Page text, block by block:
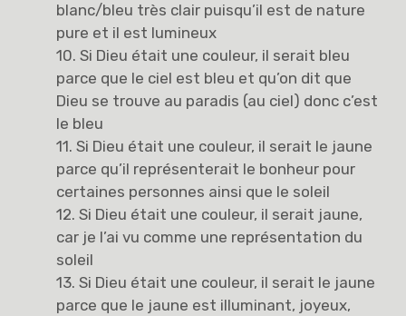
blanc/bleu très clair puisqu’il est de nature
pure et il est lumineux
10. Si Dieu était une couleur, il serait bleu
parce que le ciel est bleu et qu’on dit que
Dieu se trouve au paradis (au ciel) donc c’est
le bleu
11. Si Dieu était une couleur, il serait le jaune
parce qu’il représenterait le bonheur pour
certaines personnes ainsi que le soleil
12. Si Dieu était une couleur, il serait jaune,
car je l’ai vu comme une représentation du
soleil
13. Si Dieu était une couleur, il serait le jaune
parce que le jaune est illuminant, joyeux,